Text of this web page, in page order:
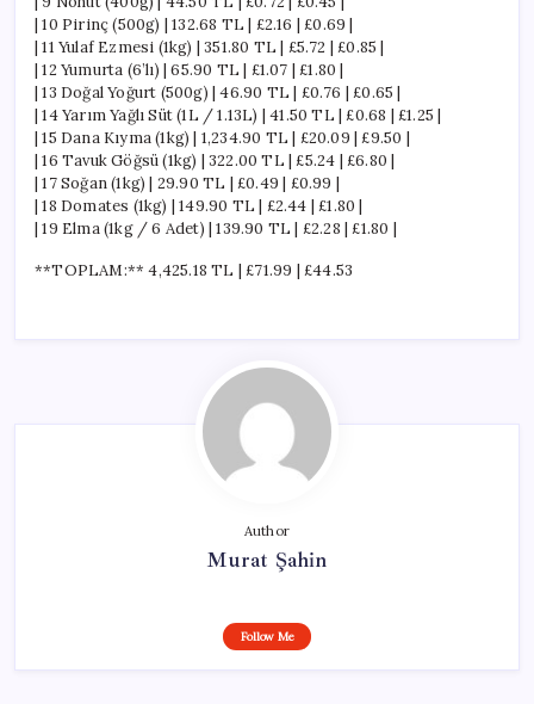
| 10 Pirinç (500g) | 132.68 TL | £2.16 | £0.69 |
| 11 Yulaf Ezmesi (1kg) | 351.80 TL | £5.72 | £0.85 |
| 12 Yumurta (6’lı) | 65.90 TL | £1.07 | £1.80 |
| 13 Doğal Yoğurt (500g) | 46.90 TL | £0.76 | £0.65 |
| 14 Yarım Yağlı Süt (1L / 1.13L) | 41.50 TL | £0.68 | £1.25 |
| 15 Dana Kıyma (1kg) | 1,234.90 TL | £20.09 | £9.50 |
| 16 Tavuk Göğsü (1kg) | 322.00 TL | £5.24 | £6.80 |
| 17 Soğan (1kg) | 29.90 TL | £0.49 | £0.99 |
| 18 Domates (1kg) | 149.90 TL | £2.44 | £1.80 |
| 19 Elma (1kg / 6 Adet) | 139.90 TL | £2.28 | £1.80 |
**TOPLAM:** 4,425.18 TL | £71.99 | £44.53
Author
Murat Şahin
Follow Me